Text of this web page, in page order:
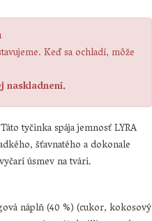
Keď sa ochladí, môže
naskladnení.
tyčinka spája jemnosť LYRA
šťavnatého a dokonale
úsmev na tvári.
náplň (40 %) (cukor, kokosový